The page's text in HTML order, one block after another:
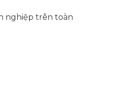
nghiệp trên toàn